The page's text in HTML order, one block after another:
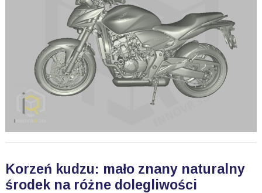
Korzeń kudzu: mało znany naturalny
środek na różne dolegliwości